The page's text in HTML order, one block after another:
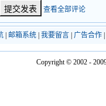
查看全部评论
| 邮箱系统| 我要留言| 广告合作|
Copyright © 2002 -